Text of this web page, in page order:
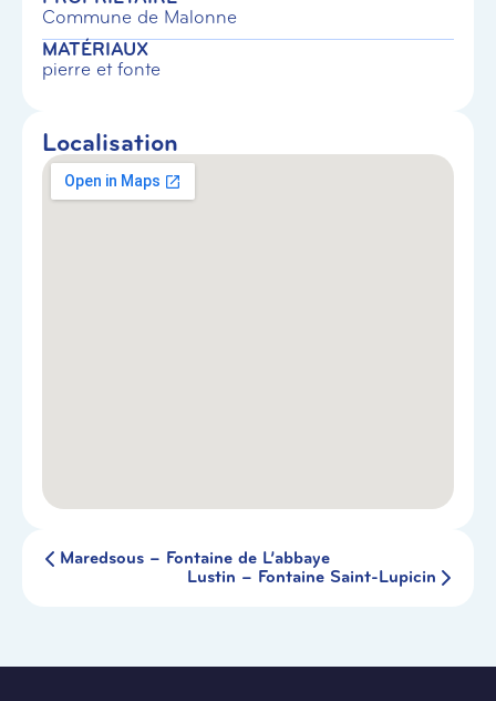
Commune de Malonne
MATÉRIAUX
pierre et fonte
Localisation
Maredsous – Fontaine de L’abbaye
Lustin – Fontaine Saint-Lupicin